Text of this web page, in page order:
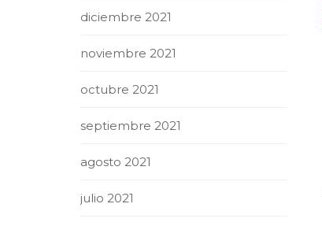
diciembre 2021
noviembre 2021
octubre 2021
septiembre 2021
agosto 2021
julio 2021